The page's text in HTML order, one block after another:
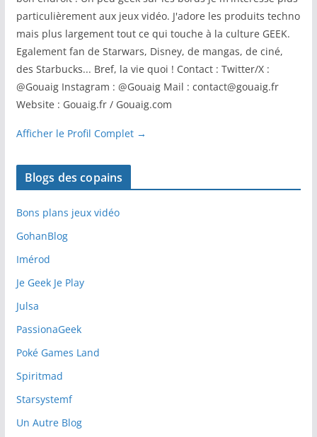
particulièrement aux jeux vidéo. J'adore les produits techno
mais plus largement tout ce qui touche à la culture GEEK.
Egalement fan de Starwars, Disney, de mangas, de ciné,
des Starbucks... Bref, la vie quoi ! Contact : Twitter/X :
@Gouaig Instagram : @Gouaig Mail : contact@gouaig.fr
Website : Gouaig.fr / Gouaig.com
Afficher le Profil Complet →
Blogs des copains
Bons plans jeux vidéo
GohanBlog
Imérod
Je Geek Je Play
Julsa
PassionaGeek
Poké Games Land
Spiritmad
Starsystemf
Un Autre Blog